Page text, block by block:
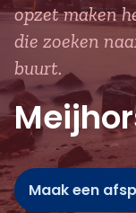
opzet maken
die zoeken
buurt.
Maak een